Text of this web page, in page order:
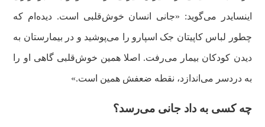
اینسایدر می‌گوید: «جانی انسان خوش‌قلبی است. دیده‌ام که
چطور لباس کاپیتان جک اسپارو را می‌پوشید و در بیمارستان به
دیدن کودکان بیمار می‌رفت. اصلا همین خوش‌قلبی گاهی او را
به دردسر می‌اندازد، نقطه ضعفش همین است.»
چه کسی به داد جانی می‌رسد؟